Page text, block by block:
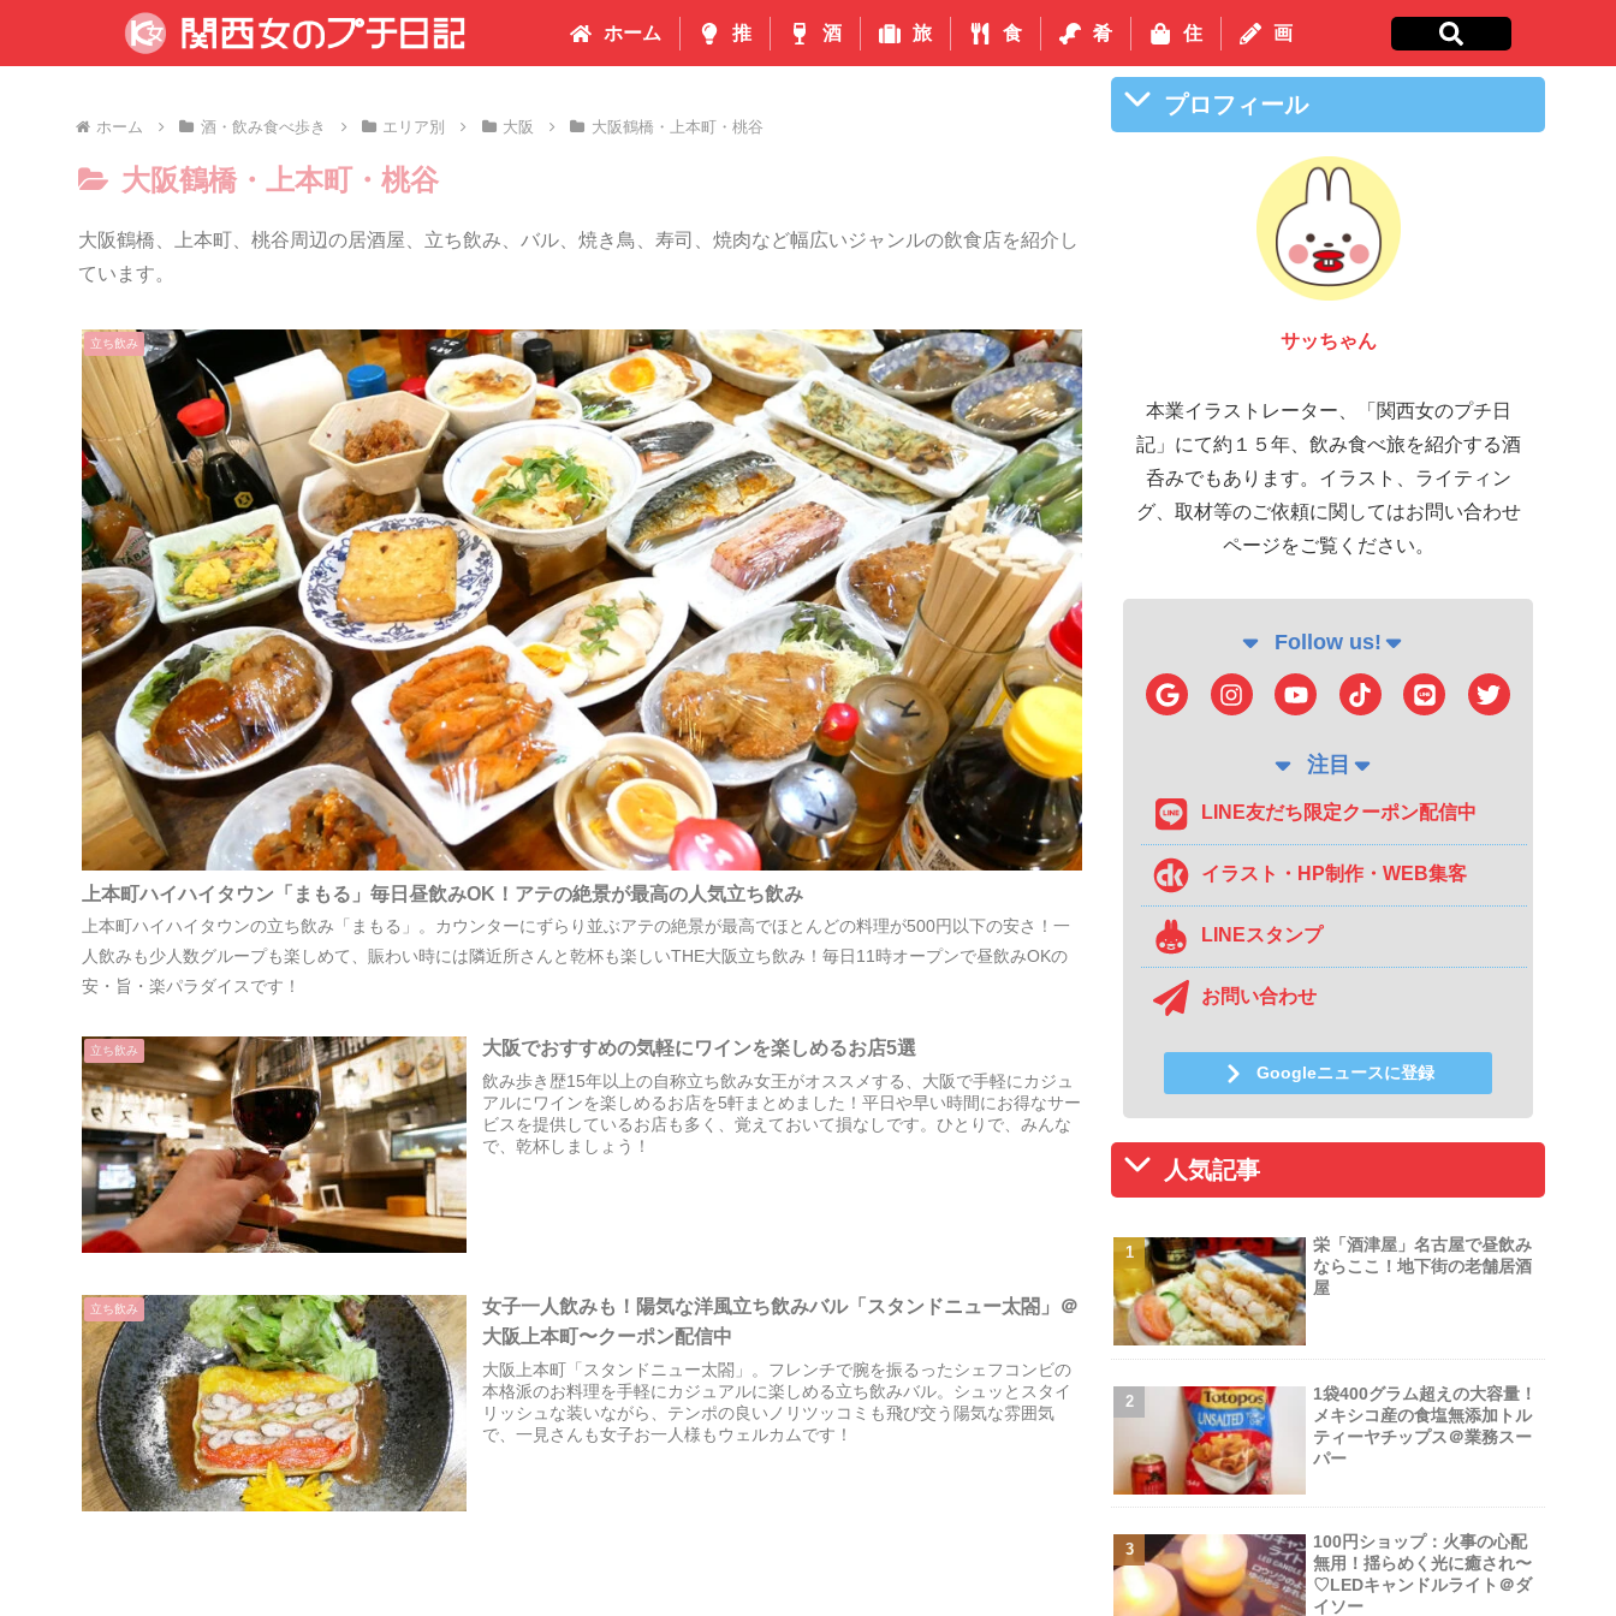
ホーム 推 酒 旅 食 肴 住 画
ホーム 酒・飲み食べ歩き エリア別 大阪 大阪鶴橋・上本町・桃谷
大阪鶴橋・上本町・桃谷
大阪鶴橋、上本町、桃谷周辺の居酒屋、立ち飲み、バル、焼き鳥、寿司、焼肉など幅広いジャンルの飲食店を紹介し
ています。
立ち飲み
上本町ハイハイタウン「まもる」毎日昼飲みOK！アテの絶景が最高の人気立ち飲み
上本町ハイハイタウンの立ち飲み「まもる」。カウンターにずらり並ぶアテの絶景が最高でほとんどの料理が500円以下の安さ！一
人飲みも少人数グループも楽しめて、賑わい時には隣近所さんと乾杯も楽しいTHE大阪立ち飲み！毎日11時オープンで昼飲みOKの
安・旨・楽パラダイスです！
立ち飲み 大阪でおすすめの気軽にワインを楽しめるお店5選
飲み歩き歴15年以上の自称立ち飲み女王がオススメする、大阪で手軽にカジュ
アルにワインを楽しめるお店を5軒まとめました！平日や早い時間にお得なサー
ビスを提供しているお店も多く、覚えておいて損なしです。ひとりで、みんな
で、乾杯しましょう！
立ち飲み
女子一人飲みも！陽気な洋風立ち飲みバル「スタンドニュー太閤」＠
大阪上本町〜クーポン配信中
大阪上本町「スタンドニュー太閤」。フレンチで腕を振るったシェフコンビの
本格派のお料理を手軽にカジュアルに楽しめる立ち飲みバル。シュッとスタイ
リッシュな装いながら、テンポの良いノリツッコミも飛び交う陽気な雰囲気
で、一見さんも女子お一人様もウェルカムです！
プロフィール
サッちゃん
本業イラストレーター、「関西女のプチ日
記」にて約１５年、飲み食べ旅を紹介する酒
呑みでもあります。イラスト、ライティン
グ、取材等のご依頼に関してはお問い合わせ
ページをご覧ください。
Follow us!
注目
LINE友だち限定クーポン配信中
イラスト・HP制作・WEB集客
LINEスタンプ
お問い合わせ
Googleニュースに登録
人気記事
栄「酒津屋」名古屋で昼飲み
ならここ！地下街の老舗居酒
屋
1袋400グラム超えの大容量！
メキシコ産の食塩無添加トル
ティーヤチップス＠業務スー
パー
100円ショップ：火事の心配
無用！揺らめく光に癒され〜
♡LEDキャンドルライト＠ダ
イソー